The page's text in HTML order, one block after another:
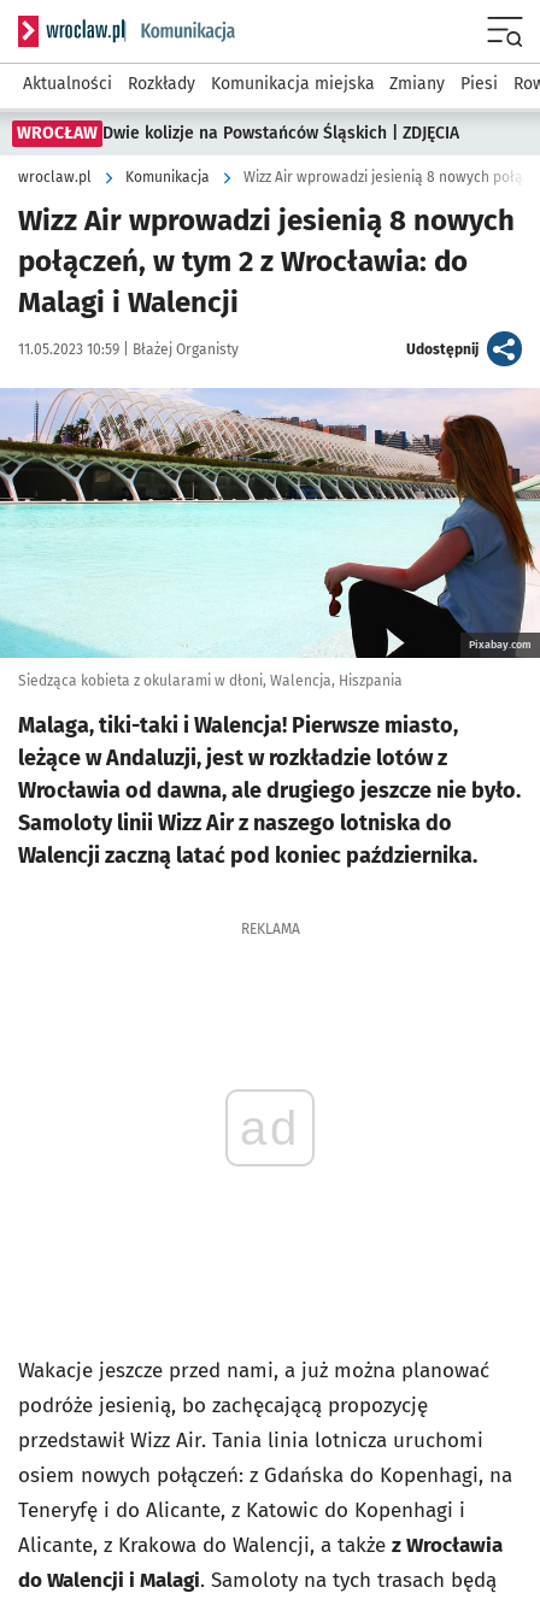
Serwis informacyjny wroclaw.pl podserwis: Komunikacja
Aktualności Rozkłady Komunikacja miejska Zmiany Piesi
WROCŁAW Dwie kolizje na Powstańców Śląskich | ZDJĘCIA
wroclaw.pl Komunikacja
Wizz Air wprowadzi jesienią 8 nowych
połączeń, w tym 2 z Wrocławia: do
Malagi i Walencji
Data publikacji:
11.05.2023 10:59 | Autor:
Błażej Organisty Udostępnijartykuł
Kliknij, aby powiększyć
Pixabay.com
Siedząca kobieta z okularami w dłoni, Walencja, Hiszpania
Malaga, tiki-taki i Walencja! Pierwsze miasto,
leżące w Andaluzji, jest w rozkładzie lotów z
Wrocławia od dawna, ale drugiego jeszcze nie było.
Samoloty linii Wizz Air z naszego lotniska do
Walencji zaczną latać pod koniec października.
REKLAMA
ad
Wakacje jeszcze przed nami, a już można planować
podróże jesienią, bo zachęcającą propozycję
przedstawił Wizz Air. Tania linia lotnicza uruchomi
osiem nowych połączeń: z Gdańska do Kopenhagi, na
Teneryfę i do Alicante, z Katowic do Kopenhagi i
Alicante, z Krakowa do Walencji, a także z Wrocławia
do Walencji i Malagi. Samoloty na tych trasach będą